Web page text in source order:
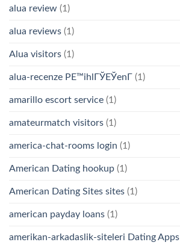
alua review (1)
alua reviews (1)
Alua visitors (1)
alua-recenze PЕ™ihlГЎЕЎenГ­ (1)
amarillo escort service (1)
amateurmatch visitors (1)
america-chat-rooms login (1)
American Dating hookup (1)
American Dating Sites sites (1)
american payday loans (1)
amerikan-arkadaslik-siteleri Dating Apps